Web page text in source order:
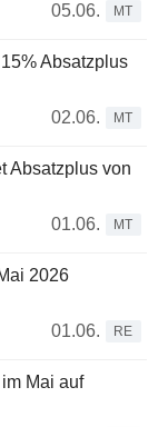
05.06.
MT
Absatzplus
02.06.
MT
Absatzplus von
01.06.
MT
2026
01.06.
RE
Mai auf